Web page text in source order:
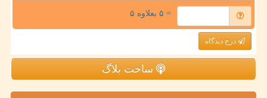
= ۵ بعلاوه ۵
درج دیدگاه
ساخت بلاگ